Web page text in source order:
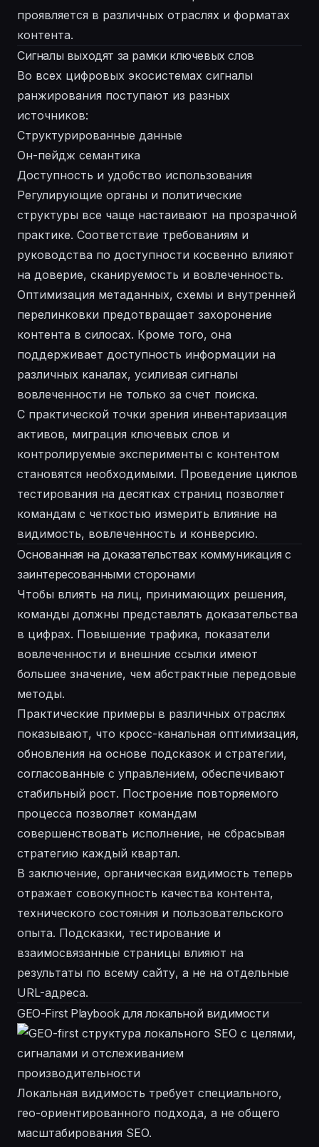
проявляется в различных отраслях и форматах
контента.
Сигналы выходят за рамки ключевых слов
Во всех цифровых экосистемах сигналы
ранжирования поступают из разных
источников:
Структурированные данные
Он-пейдж семантика
Доступность и удобство использования
Регулирующие органы и политические
структуры все чаще настаивают на прозрачной
практике. Соответствие требованиям и
руководства по доступности косвенно влияют
на доверие, сканируемость и вовлеченность.
Оптимизация метаданных, схемы и внутренней
перелинковки предотвращает захоронение
контента в силосах. Кроме того, она
поддерживает доступность информации на
различных каналах, усиливая сигналы
вовлеченности не только за счет поиска.
С практической точки зрения инвентаризация
активов, миграция ключевых слов и
контролируемые эксперименты с контентом
становятся необходимыми. Проведение циклов
тестирования на десятках страниц позволяет
командам с четкостью измерить влияние на
видимость, вовлеченность и конверсию.
Основанная на доказательствах коммуникация с
заинтересованными сторонами
Чтобы влиять на лиц, принимающих решения,
команды должны представлять доказательства
в цифрах. Повышение трафика, показатели
вовлеченности и внешние ссылки имеют
большее значение, чем абстрактные передовые
методы.
Практические примеры в различных отраслях
показывают, что кросс-канальная оптимизация,
обновления на основе подсказок и стратегии,
согласованные с управлением, обеспечивают
стабильный рост. Построение повторяемого
процесса позволяет командам
совершенствовать исполнение, не сбрасывая
стратегию каждый квартал.
В заключение, органическая видимость теперь
отражает совокупность качества контента,
технического состояния и пользовательского
опыта. Подсказки, тестирование и
взаимосвязанные страницы влияют на
результаты по всему сайту, а не на отдельные
URL-адреса.
GEO-First Playbook для локальной видимости
Локальная видимость требует специального,
гео-ориентированного подхода, а не общего
масштабирования SEO.